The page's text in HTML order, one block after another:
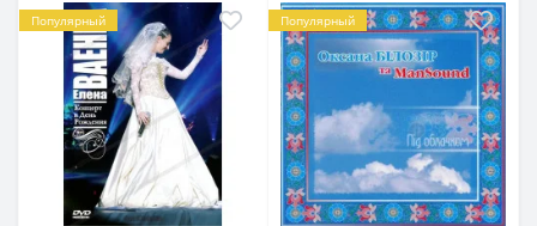
Популярный Популярный